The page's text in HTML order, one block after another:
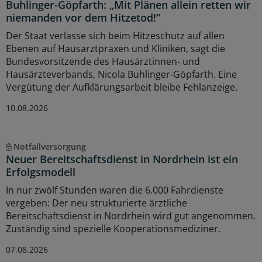
Buhlinger-Göpfarth: „Mit Plänen allein retten wir
niemanden vor dem Hitzetod!“
Der Staat verlasse sich beim Hitzeschutz auf allen
Ebenen auf Hausarztpraxen und Kliniken, sagt die
Bundesvorsitzende des Hausärztinnen- und
Hausärzteverbands, Nicola Buhlinger-Göpfarth. Eine
Vergütung der Aufklärungsarbeit bleibe Fehlanzeige.
10.08.2026
Notfallversorgung
Neuer Bereitschaftsdienst in Nordrhein ist ein
Erfolgsmodell
In nur zwölf Stunden waren die 6.000 Fahrdienste
vergeben: Der neu strukturierte ärztliche
Bereitschaftsdienst in Nordrhein wird gut angenommen.
Zuständig sind spezielle Kooperationsmediziner.
07.08.2026